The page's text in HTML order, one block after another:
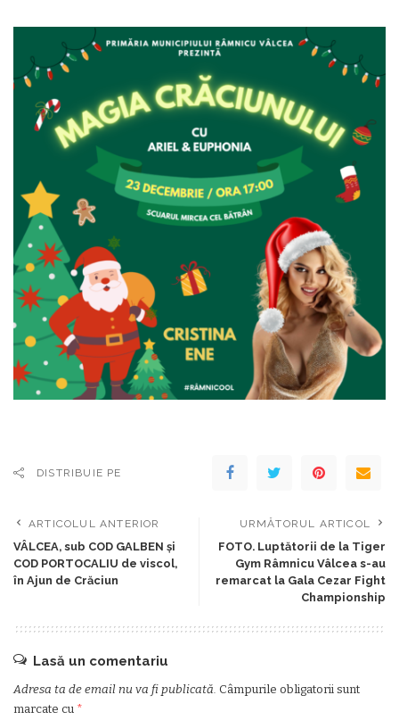
DISTRIBUIE PE
ARTICOLUL ANTERIOR
VÂLCEA, sub COD GALBEN și
COD PORTOCALIU de viscol,
în Ajun de Crăciun
URMĂTORUL ARTICOL
FOTO. Luptătorii de la Tiger
Gym Râmnicu Vâlcea s-au
remarcat la Gala Cezar Fight
Championship
Lasă un comentariu
Adresa ta de email nu va fi publicată. Câmpurile obligatorii sunt
marcate cu *